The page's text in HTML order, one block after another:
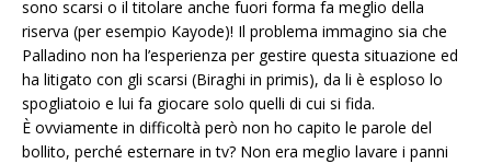
sono scarsi o il titolare anche fuori forma fa meglio della
riserva (per esempio Kayode)! Il problema immagino sia che
Palladino non ha l’esperienza per gestire questa situazione ed
ha litigato con gli scarsi (Biraghi in primis), da li è esploso lo
spogliatoio e lui fa giocare solo quelli di cui si fida.
È ovviamente in difficoltà però non ho capito le parole del
bollito, perché esternare in tv? Non era meglio lavare i panni